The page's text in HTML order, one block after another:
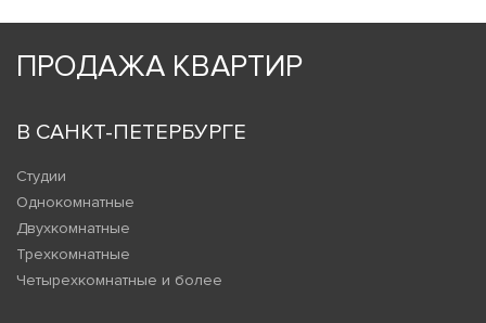
ПРОДАЖА КВАРТИР
В САНКТ-ПЕТЕРБУРГЕ
Студии
Однокомнатные
Двухкомнатные
Трехкомнатные
Четырехкомнатные и более